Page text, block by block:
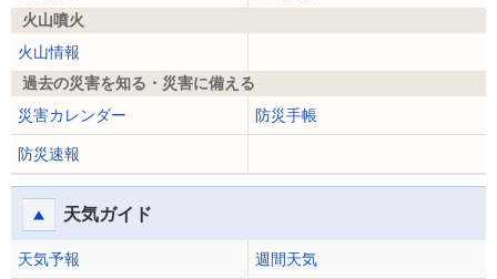
火山噴火
火山情報
過去の災害を知る・災害に備える
災害カレンダー
防災手帳
防災速報
天気ガイド
天気予報 週間天気